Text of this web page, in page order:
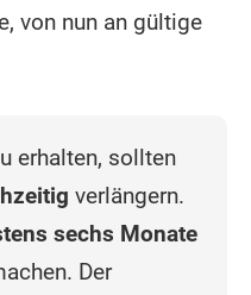
von nun an gültige
erhalten, sollten
verlängern.
sechs Monate
Der